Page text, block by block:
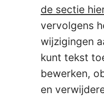
de sectie
vervolgens
wijzigingen
kunt tekst
bewerken,
en